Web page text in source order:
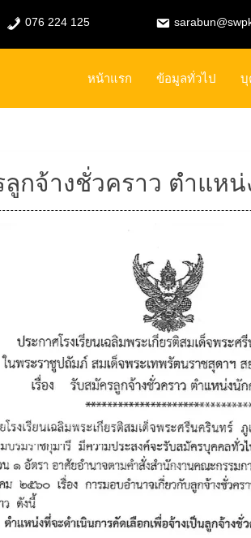
076 224 125
หน้าแรก ข้อมูลทั่วไป บุ
กจ้างชั่วคราว ตำแหน่